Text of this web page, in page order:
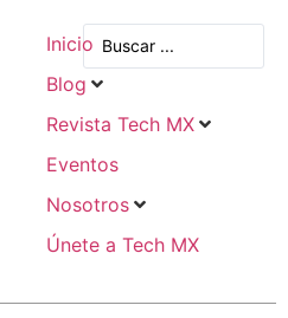
Inicio
Blog
Revista Tech MX
Eventos
Nosotros
Únete a Tech MX